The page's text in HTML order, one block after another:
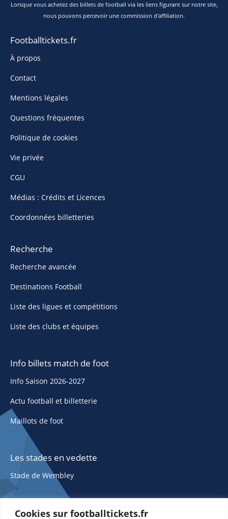
Cookies sur footballtickets.fr
Lorsque vous achetez des billets de football via les liens figurant sur notre site,
nous pouvons percevoir une commission d'affiliation.
Footballtickets.fr
À propos
Contact
Mentions légales
Questions fréquentes
Politique de cookies
Vie privée
CGU
Médias : Crédits et Licences
Coordonnées billetteries
Recherche
Recherche avancée
Destinations Football
Liste des ligues et compétitions
Liste des clubs et équipes
Info billets match de foot
Info Saison 2026-2027
Actu football et billetterie
Maillots de foot
Les stades en vedette
Stade de Wembley